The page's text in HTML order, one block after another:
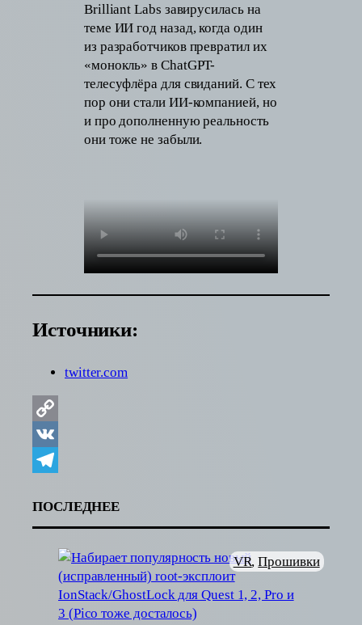
Brilliant Labs завирусилась на
теме ИИ год назад, когда один
из разработчиков превратил их
«монокль» в ChatGPT-
телесуфлёра для свиданий. С тех
пор они стали ИИ-компанией, но
и про дополненную реальность
они тоже не забыли.
Источники:
twitter.com
Copy
Link
VK
ПОСЛЕДНЕЕ
VR, Прошивки